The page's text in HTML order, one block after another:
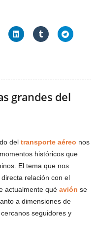
grandes del
del transporte aéreo nos
históricos que
El tema que nos
relación con el
actualmente qué avión se
a dimensiones de
seguidores y